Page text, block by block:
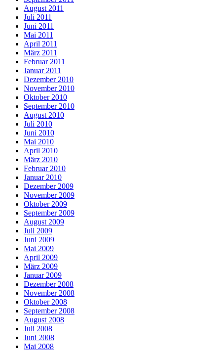
August 2011
Juli 2011
Juni 2011
Mai 2011
April 2011
März 2011
Februar 2011
Januar 2011
Dezember 2010
November 2010
Oktober 2010
September 2010
August 2010
Juli 2010
Juni 2010
Mai 2010
April 2010
März 2010
Februar 2010
Januar 2010
Dezember 2009
November 2009
Oktober 2009
September 2009
August 2009
Juli 2009
Juni 2009
Mai 2009
April 2009
März 2009
Januar 2009
Dezember 2008
November 2008
Oktober 2008
September 2008
August 2008
Juli 2008
Juni 2008
Mai 2008